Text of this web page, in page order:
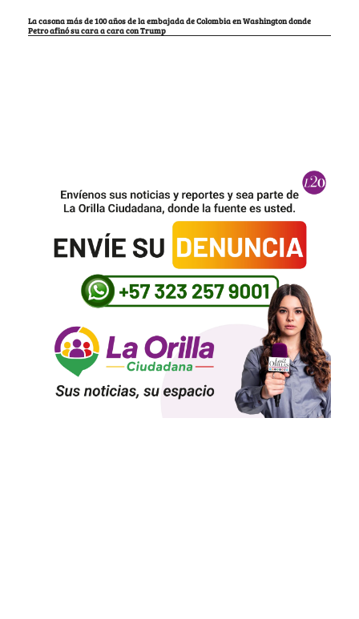
La casona más de 100 años de la embajada de Colombia en Washington donde
Petro afinó su cara a cara con Trump